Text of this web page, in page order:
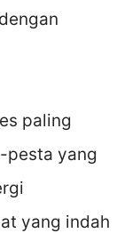
paling
pesta yang
yang indah